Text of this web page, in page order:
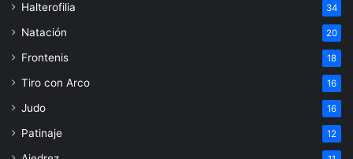
Halterofilia 34
Natación 20
Frontenis 18
Tiro con Arco 16
Judo 16
Patinaje 12